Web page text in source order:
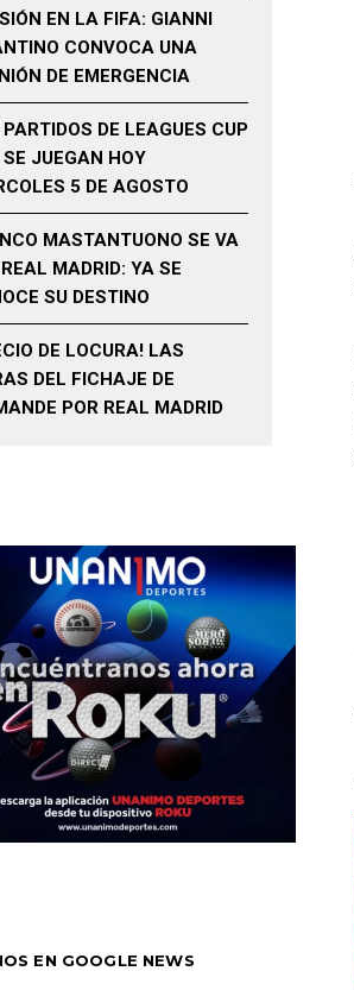
EN LA FIFA: GIANNI
CONVOCA UNA
DE EMERGENCIA
DE LEAGUES CUP
SE JUEGAN HOY
5 DE AGOSTO
MASTANTUONO SE VA
MADRID: YA SE
SU DESTINO
DE LOCURA! LAS
DEL FICHAJE DE
POR REAL MADRID
EN GOOGLE NEWS